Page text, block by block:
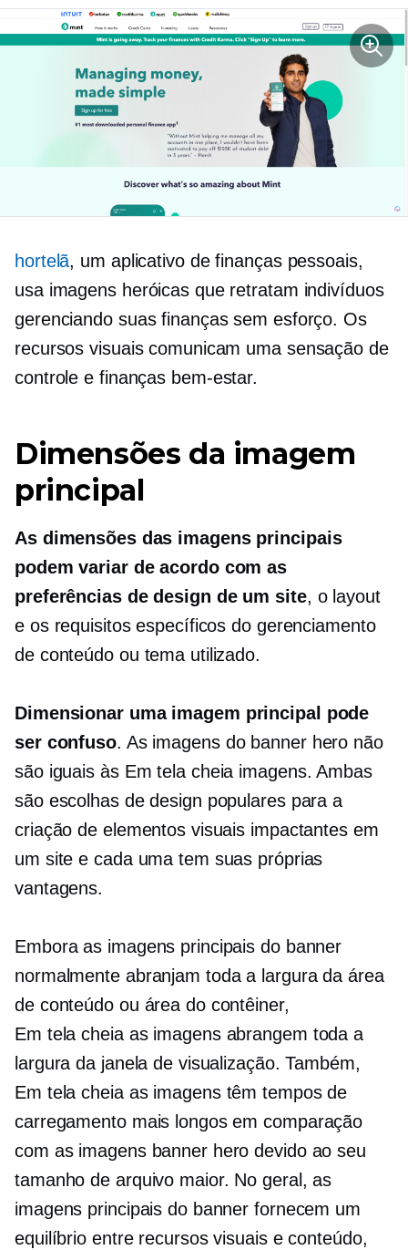
hortelã, um aplicativo de finanças pessoais,
usa imagens heróicas que retratam indivíduos
gerenciando suas finanças sem esforço. Os
recursos visuais comunicam uma sensação de
controle e finanças bem-estar.
Dimensões da imagem
principal
As dimensões das imagens principais
podem variar de acordo com as
preferências de design de um site, o layout
e os requisitos específicos do gerenciamento
de conteúdo ou tema utilizado.
Dimensionar uma imagem principal pode
ser confuso. As imagens do banner hero não
são iguais às Em tela cheia imagens. Ambas
são escolhas de design populares para a
criação de elementos visuais impactantes em
um site e cada uma tem suas próprias
vantagens.
Embora as imagens principais do banner
normalmente abranjam toda a largura da área
de conteúdo ou área do contêiner,
Em tela cheiaas imagens abrangem toda a
largura da janela de visualização. Também,
Em tela cheiaas imagens têm tempos de
carregamento mais longos em comparação
com as imagens banner hero devido ao seu
tamanho de arquivo maior. No geral, as
imagens principais do banner fornecem um
equilíbrio entre recursos visuais e conteúdo,